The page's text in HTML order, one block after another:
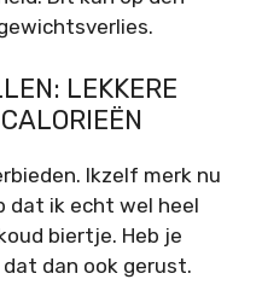
LEKKERE
Ikzelf merk nu
dat ik echt wel heel
biertje. Heb je
dan ook gerust.